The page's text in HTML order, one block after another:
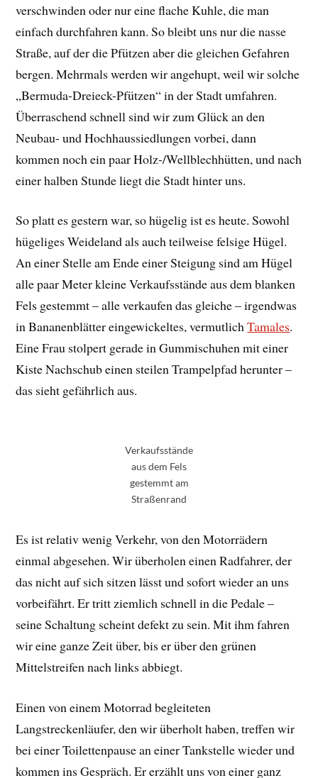
verschwinden oder nur eine flache Kuhle, die man
einfach durchfahren kann. So bleibt uns nur die nasse
Straße, auf der die Pfützen aber die gleichen Gefahren
bergen. Mehrmals werden wir angehupt, weil wir solche
„Bermuda-Dreieck-Pfützen“ in der Stadt umfahren.
Überraschend schnell sind wir zum Glück an den
Neubau- und Hochhaussiedlungen vorbei, dann
kommen noch ein paar Holz-/Wellblechhütten, und nach
einer halben Stunde liegt die Stadt hinter uns.
So platt es gestern war, so hügelig ist es heute. Sowohl
hügeliges Weideland als auch teilweise felsige Hügel.
An einer Stelle am Ende einer Steigung sind am Hügel
alle paar Meter kleine Verkaufsstände aus dem blanken
Fels gestemmt – alle verkaufen das gleiche – irgendwas
in Bananenblätter eingewickeltes, vermutlichTamales.
Eine Frau stolpert gerade in Gummischuhen mit einer
Kiste Nachschub einen steilen Trampelpfad herunter –
das sieht gefährlich aus.
Verkaufsstände
aus dem Fels
gestemmt am
Straßenrand
Es ist relativ wenig Verkehr, von den Motorrädern
einmal abgesehen. Wir überholen einen Radfahrer, der
das nicht auf sich sitzen lässt und sofort wieder an uns
vorbeifährt. Er tritt ziemlich schnell in die Pedale –
seine Schaltung scheint defekt zu sein. Mit ihm fahren
wir eine ganze Zeit über, bis er über den grünen
Mittelstreifen nach links abbiegt.
Einen von einem Motorrad begleiteten
Langstreckenläufer, den wir überholt haben, treffen wir
bei einer Toilettenpause an einer Tankstelle wieder und
kommen ins Gespräch. Er erzählt uns von einer ganz